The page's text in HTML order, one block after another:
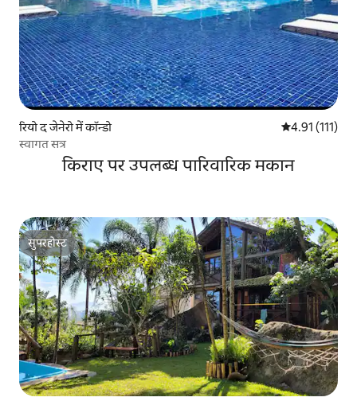
रियो द जेनेरो में कॉन्डो औसत रेटिंग 5 में
4.91 (111)
स्वागत सत्र
किराए पर उपलब्ध पारिवारिक मकान
सुपरहोस्ट
सुपरहोस्ट